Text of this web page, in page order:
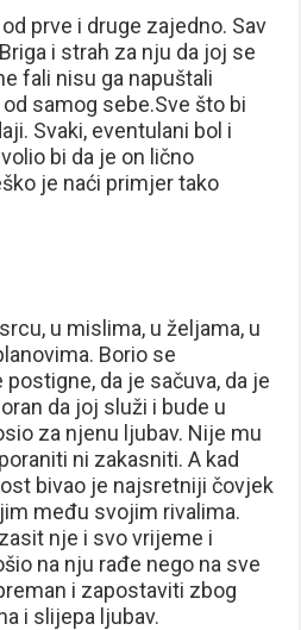
prve i druge zajedno. Sav
i strah za nju da joj se
fali nisu ga napuštali
samog sebe.Sve što bi
Svaki, eventulani bol i
bi da je on lično
je naći primjer tako
u mislima, u željama, u
Borio se
da je sačuva, da je
da joj služi i bude u
za njenu ljubav. Nije mu
ni zakasniti. A kad
bivao je najsretniji čovjek
među svojim rivalima.
nje i svo vrijeme i
na nju rađe nego na sve
i zapostaviti zbog
i slijepa ljubav.